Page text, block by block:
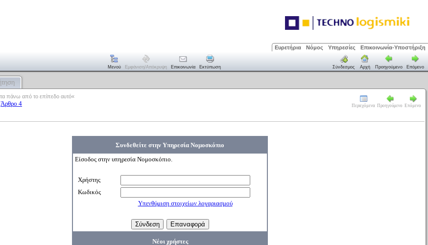
Ευρετήρια Νόμος Υπηρεσίες Επικοινωνία-Υποστήριξη
Μενού Εμφάνιση/απόκρυψη Επικοινωνία Εκτύπωση Σύνδεσμος Αρχή Προηγούμενο Επόμενο